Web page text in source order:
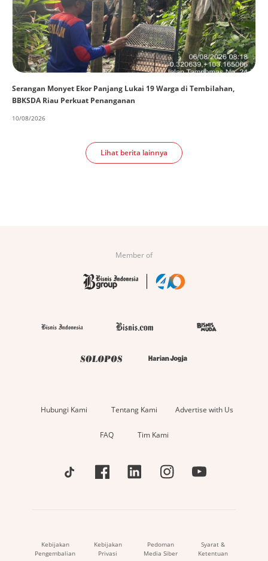
Serangan Monyet Ekor Panjang Lukai 19 Warga di Tembilahan,
BBKSDA Riau Perkuat Penanganan
10/08/2026
Lihat berita lainnya
Member of
Hubungi Kami Tentang Kami Advertise with Us
FAQ Tim Kami
Kebijakan
Pengembalian
Kebijakan
Privasi
Pedoman
Media Siber
Syarat &
Ketentuan